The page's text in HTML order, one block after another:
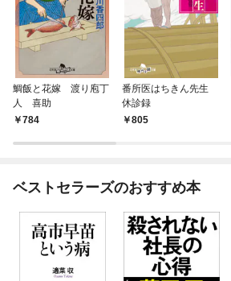
鯛飯と花嫁 渡り庖丁
人 喜助
784
番所医はちきん先生
休診録
805
ベストセラーズのおすすめ本